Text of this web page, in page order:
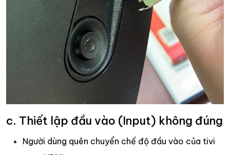
c. Thiết lập đầu vào (Input) không đúng
Người dùng quên chuyển chế độ đầu vào của tivi